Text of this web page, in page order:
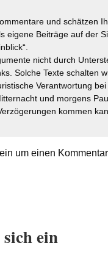
und schätzen
eigene Beiträge auf der
nicht durch
Solche Texte schalten
Verantwortung
und morgens
kommen
um einen
ein